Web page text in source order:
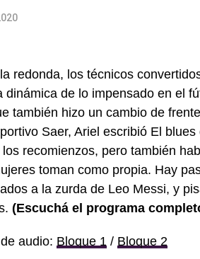
redonda, los técnicos
dinámica de lo impensado en el
también hizo un cambio de
Saer, Ariel escribió El
recomienzos, pero también
toman como propia. Hay
a la zurda de Leo Messi, y
(Escuchá el programa
audio: Bloque 1 / Bloque 2